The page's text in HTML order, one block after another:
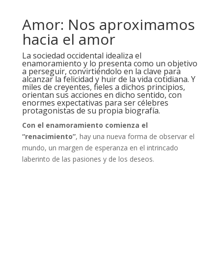
Amor: Nos aproximamos
hacia el amor
La sociedad occidental idealiza el
enamoramiento y lo presenta como un objetivo
a perseguir, convirtiéndolo en la clave para
alcanzar la felicidad y huir de la vida cotidiana. Y
miles de creyentes, fieles a dichos principios,
orientan sus acciones en dicho sentido, con
enormes expectativas para ser célebres
protagonistas de su propia biografía.
Con el enamoramiento comienza el
“renacimiento”, hay una nueva forma de observar el
mundo, un margen de esperanza en el intrincado
laberinto de las pasiones y de los deseos.